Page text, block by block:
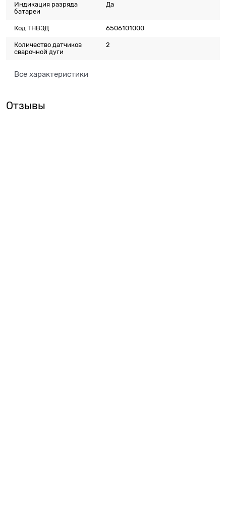
Индикация разряда
батареи
Да
Код ТНВЭД 6506101000
Количество датчиков
сварочной дуги
2
Все характеристики
Отзывы